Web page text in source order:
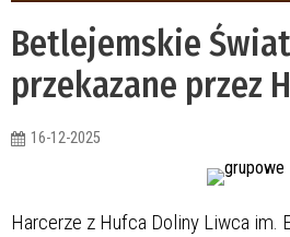
Betlejemskie
przekazane przez
16-12-2025
Harcerze z Hufca Doliny Liwca im.